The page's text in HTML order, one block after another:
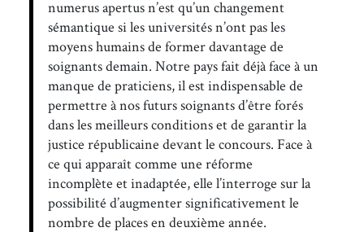
numerus apertus n’est qu’un changement
sémantique si les universités n’ont pas les
moyens humains de former davantage de
soignants demain. Notre pays fait déjà face à un
manque de praticiens, il est indispensable de
permettre à nos futurs soignants d’être forés
dans les meilleurs conditions et de garantir la
justice républicaine devant le concours. Face à
ce qui apparaît comme une réforme
incomplète et inadaptée, elle l’interroge sur la
possibilité d’augmenter significativement le
nombre de places en deuxième année.